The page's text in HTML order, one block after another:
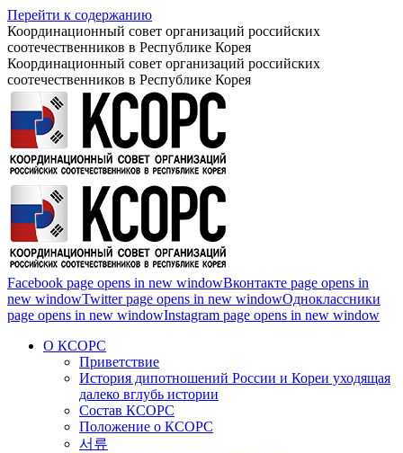
Перейти к содержанию
Координационный совет организаций российских
соотечественников в Республике Корея
Координационный совет организаций российских
соотечественников в Республике Корея
Facebook page opens in new windowВконтакте page opens in
new windowTwitter page opens in new windowОдноклассники
page opens in new windowInstagram page opens in new window
О КСОРС
Приветствие
История дипотношений России и Кореи уходящая
далеко вглубь истории
Состав КСОРС
Положение о КСОРС
서류